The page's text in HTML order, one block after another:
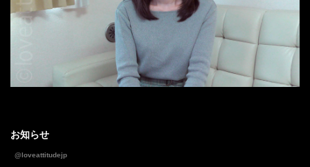
お知らせ
@loveattitudejp